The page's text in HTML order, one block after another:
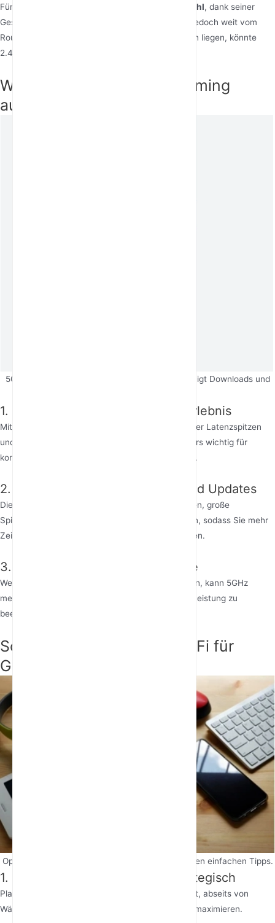
Für Gaming ist 5GHz in der Regel die bessere Wahl, dank seiner
Geschwindigkeit und geringen Latenz. Wenn Sie jedoch weit vom
Router entfernt sind oder viele Wände dazwischen liegen, könnte
2.4GHz zuverlässiger sein.
Wie sich 5GHz WiFi auf Gaming
auswirkt
5GHz WiFi verbessert Online-Gaming, beschleunigt Downloads und
1. Verbessertes Online-Gaming-Erlebnis
Mit 5GHz laufen Online-Spiele flüssiger, mit weniger Latenzspitzen
und schnelleren Reaktionszeiten. Das ist besonders wichtig für
kompetitive Spiele wie
.
2. Schnellere Spiel-Downloads und Updates
Die hohe Bandbreite von 5GHz ermöglicht es Ihnen, große
Spieldateien und Updates schnell herunterzuladen, sodass Sie mehr
Zeit mit Spielen und weniger mit Warten verbringen.
3. Unterstützung mehrerer Geräte
Wenn Sie in Ihrem Haushalt mehrere Gamer haben, kann 5GHz
mehrere Geräte gleichzeitig verwalten, ohne die Leistung zu
beeinträchtigen.
So optimieren Sie 5GHz WiFi für
Gaming
Optimieren Sie Ihr 5GHz WiFi für Gaming mit diesen einfachen Tipps.
1. Platzieren Sie Ihren Router strategisch
Platzieren Sie Ihren Router an einem zentralen Ort, abseits von
Wänden und Hindernissen, um die Abdeckung zu maximieren.